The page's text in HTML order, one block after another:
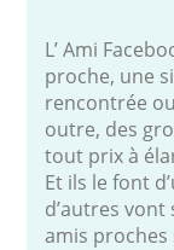
L’ Ami
proche, une
rencontrée
outre, des
tout prix à
Et ils le font
d’autres vont
amis proches